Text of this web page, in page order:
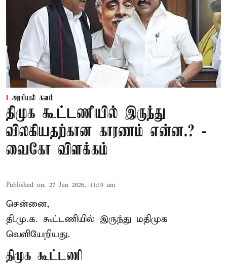
அரசியல் களம்
திமுக கூட்டணியில் இருந்து
விலகியதற்கான காரணம் என்ன.? -
வைகோ விளக்கம்
Published on: 27 Jun 2026, 11:19 am
சென்னை,
தி.மு.க. கூட்டணியில் இருந்து மதிமுக
வெளியேறியது.
திமுக கூட்டணி